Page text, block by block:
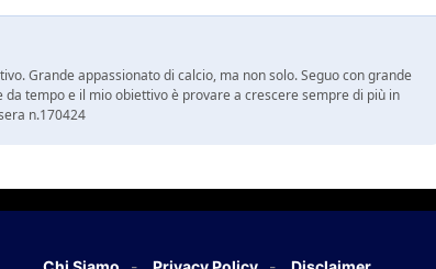
Grande appassionato di calcio, ma non solo. Seguo con grande
tempo e il mio obiettivo è provare a crescere sempre di più in
n.170424